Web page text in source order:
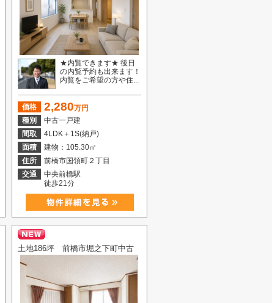
★内覧できます★ 後日
の内覧予約も出来ます！
内覧をご希望の方や住...
価格 2,280万円
種別
中古一戸建
間取
4LDK＋1S(納戸)
面積
建物：105.30㎡
住所
前橋市国領町２丁目
交通
中央前橋駅
徒歩21分
土地186坪 前橋市堀之下町中古